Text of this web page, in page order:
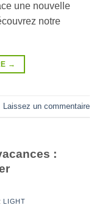
une nouvelle
notre
→
Laissez un commentaire
:
LIGHT